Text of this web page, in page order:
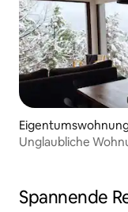
e
Unglaubliche
Spannende